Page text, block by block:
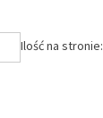
Ilość na stronie: